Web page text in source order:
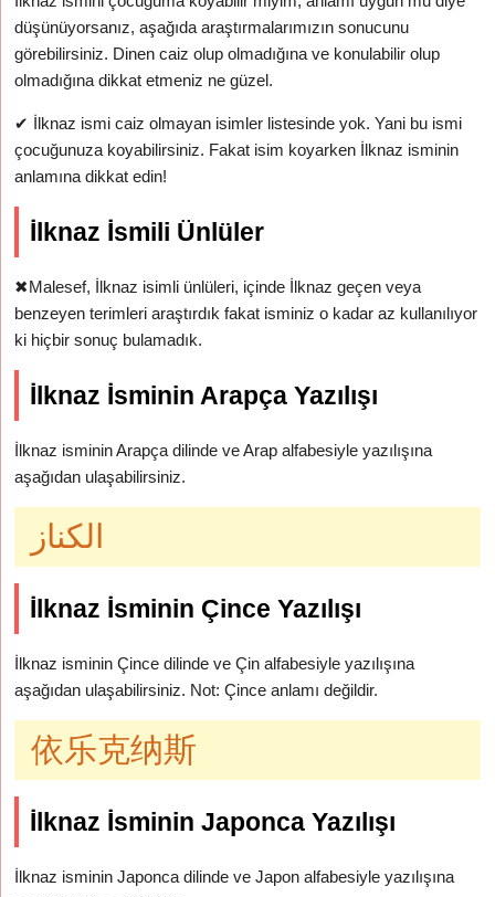
düşünüyorsanız, aşağıda araştırmalarımızın sonucunu
görebilirsiniz. Dinen caiz olup olmadığına ve konulabilir olup
olmadığına dikkat etmeniz ne güzel.
✔ İlknaz ismi caiz olmayan isimler listesinde yok. Yani bu ismi
çocuğunuza koyabilirsiniz. Fakat isim koyarken İlknaz isminin
anlamına dikkat edin!
İlknaz İsmili Ünlüler
✖Malesef, İlknaz isimli ünlüleri, içinde İlknaz geçen veya
benzeyen terimleri araştırdık fakat isminiz o kadar az kullanılıyor
ki hiçbir sonuç bulamadık.
İlknaz İsminin Arapça Yazılışı
İlknaz isminin Arapça dilinde ve Arap alfabesiyle yazılışına
aşağıdan ulaşabilirsiniz.
الكناز
İlknaz İsminin Çince Yazılışı
İlknaz isminin Çince dilinde ve Çin alfabesiyle yazılışına
aşağıdan ulaşabilirsiniz. Not: Çince anlamı değildir.
依乐克纳斯
İlknaz İsminin Japonca Yazılışı
İlknaz isminin Japonca dilinde ve Japon alfabesiyle yazılışına